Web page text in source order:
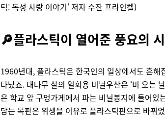
틱: 독성 사랑 이야기’ 저자 수잔 프라인켈)
🔎플라스틱이 열어준 풍요의
1960년대, 플라스틱은 한국인의 일상에서도 흔
타났죠. 대나무 살의 일회용 비닐우산은 ‘비 오는
은 학교 앞 구멍가게에서 파는 비닐봉지에 들어있
담는 목판은 위생을 이유로 플라스틱판으로 바뀌